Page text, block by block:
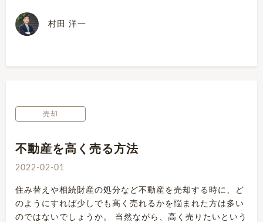
村田 洋一
売却
不動産を高く売る方法
2022-02-01
住み替えや相続財産の処分など不動産を売却する時に、ど
のようにすれば少しでも高く売れるかを悩まれた方は多い
のではないでしょうか。 当然ながら、高く売りたいという